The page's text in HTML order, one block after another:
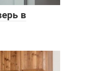
в